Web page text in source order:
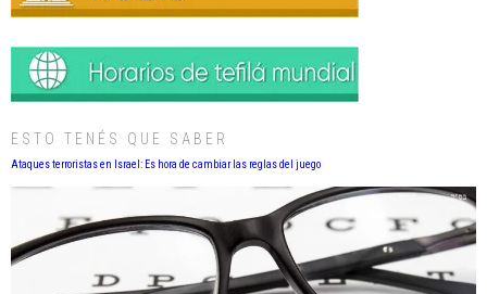
ESTO TENÉS QUE SABER
Ataques terroristas en Israel: Es hora de cambiar las reglas del juego